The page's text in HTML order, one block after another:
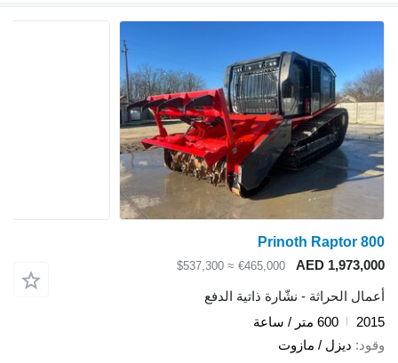
Prinoth Raptor 800
AED 1,973,000
€465,000
≈ $537,300
أعمال الحراثة - نشّارة ذاتية الدفع
2015
600 متر / ساعة
وقود ديزل / مازوت